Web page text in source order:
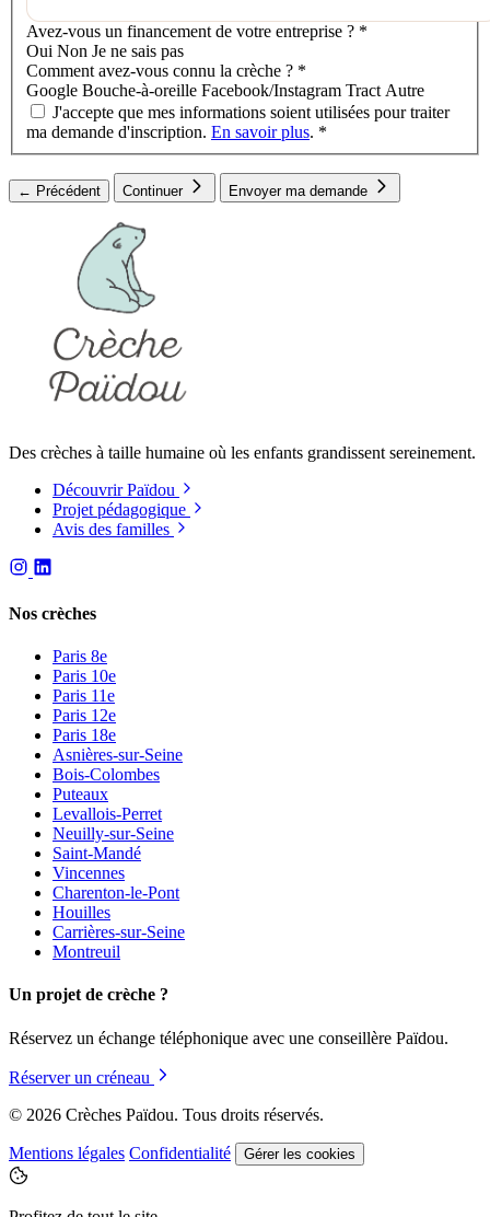
Avez-vous un financement de votre entreprise ? *
Oui Non Je ne sais pas
Comment avez-vous connu la crèche ? *
Google Bouche-à-oreille Facebook/Instagram Tract Autre
J'accepte que mes informations soient utilisées pour traiter
ma demande d'inscription. En savoir plus. *
← Précédent Continuer Envoyer ma demande
Des crèches à taille humaine où les enfants grandissent sereinement.
Découvrir Païdou
Projet pédagogique
Avis des familles
Nos crèches
Paris 8e
Paris 10e
Paris 11e
Paris 12e
Paris 18e
Asnières-sur-Seine
Bois-Colombes
Puteaux
Levallois-Perret
Neuilly-sur-Seine
Saint-Mandé
Vincennes
Charenton-le-Pont
Houilles
Carrières-sur-Seine
Montreuil
Un projet de crèche ?
Réservez un échange téléphonique avec une conseillère Païdou.
Réserver un créneau
© 2026 Crèches Païdou. Tous droits réservés.
Mentions légales Confidentialité Gérer les cookies